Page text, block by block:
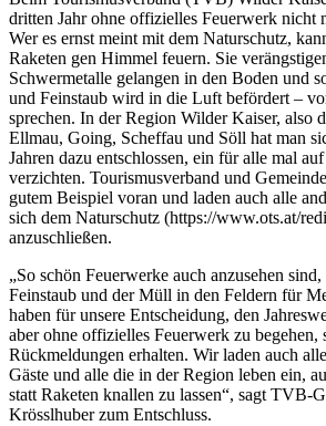
dritten Jahr ohne offizielles Feuerwerk nicht
Wer es ernst meint mit dem Naturschutz,
Raketen gen Himmel feuern. Sie
Schwermetalle gelangen in den Boden und
und Feinstaub wird in die Luft befördert –
sprechen. In der Region Wilder Kaiser, also
Ellmau, Going, Scheffau und Söll hat man
Jahren dazu entschlossen, ein für alle mal
verzichten. Tourismusverband und
gutem Beispiel voran und laden auch alle
sich dem Naturschutz (https://www.ots.at/
anzuschließen.
„So schön Feuerwerke auch anzusehen
Feinstaub und der Müll in den Feldern für
haben für unsere Entscheidung, den
aber ohne offizielles Feuerwerk zu begehen,
Rückmeldungen erhalten. Wir laden auch
Gäste und alle die in der Region leben ein,
statt Raketen knallen zu lassen“, sagt TVB-
Krösslhuber zum Entschluss.